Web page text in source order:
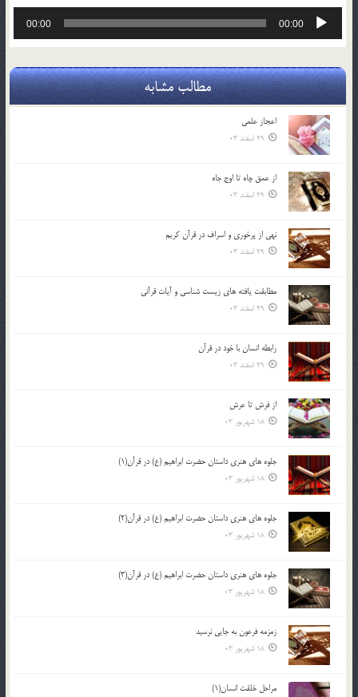
پخش‌کننده
00:00
00:00
مطالب مشابه
اعجاز علمی
29 اسفند 03
از عمق چاه تا اوج جاه
29 اسفند 03
نهي از پرخوري و اسراف در قرآن کريم
29 اسفند 03
مطابقت یافته های زیست شناسی و آیات قرآنی
29 اسفند 03
رابطه انسان با خود در قرآن
29 اسفند 03
از فرش تا عرش
18 شهریور 03
جلوه هاي هنري داستان حضرت ابراهيم (ع) در قرآن(1)
18 شهریور 03
جلوه هاي هنري داستان حضرت ابراهيم (ع) در قرآن(2)
18 شهریور 03
جلوه هاي هنري داستان حضرت ابراهيم (ع) در قرآن(3)
18 شهریور 03
زمزمه فرعون به جايي نرسيد
18 شهریور 03
مراحل خلقت انسان(1)